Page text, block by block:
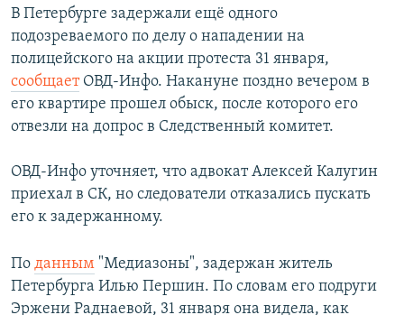
Все сайты РСЕ/РС
В Петербурге задержали ещё одного
подозреваемого по делу о нападении на
полицейского на акции протеста 31 января,
сообщаетОВД-Инфо. Накануне поздно вечером в
его квартире прошел обыск, после которого его
отвезли на допрос в Следственный комитет.
ОВД-Инфо уточняет, что адвокат Алексей Калугин
приехал в СК, но следователи отказались пускать
его к задержанному.
По данным "Медиазоны", задержан житель
Петербурга Илью Першин. По словам его подруги
Эржени Раднаевой, 31 января она видела, как